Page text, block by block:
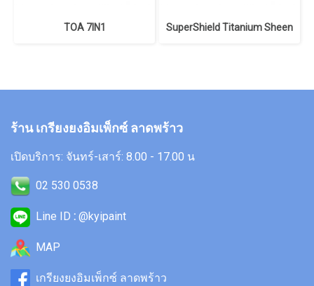
TOA 7IN1 SuperShield Titanium Sheen
ร้าน เกรียงยงอิมเพ็กซ์ ลาดพร้าว
เปิดบริการ: จันทร์-เสาร์: 8.00 - 17.00 น
02 530 0538
Line ID : @kyipaint
MAP
เกรียงยงอิมเพ็กซ์ ลาดพร้าว